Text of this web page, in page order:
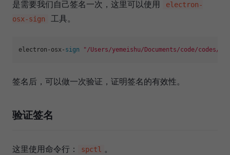
是需要我们自己签名一次，这里可以使用
electron-
osx-sign
工具。
electron-osx- sign "/Users/yemeishu/Documents/code/codes/
签名后，可以做一次验证，证明签名的有效性。
验证签名
这里使用命令行： spctl 。